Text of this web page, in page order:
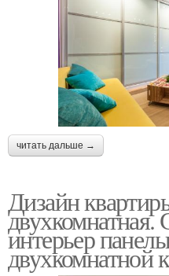
читать дальше →
Дизайн
интерьер
двухкомнатной